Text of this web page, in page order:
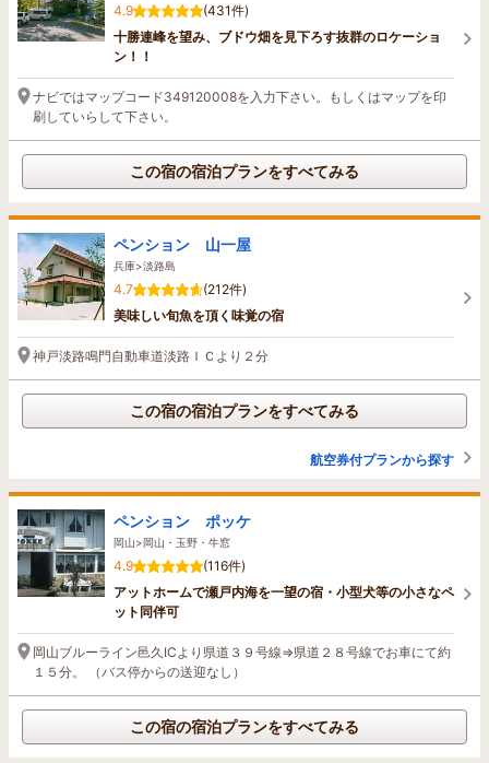
4.9
(431件)
十勝連峰を望み、ブドウ畑を見下ろす抜群のロケーショ
ン！！
ナビではマップコード349120008を入力下さい。もしくはマップを印
刷していらして下さい。
この宿の宿泊プランをすべてみる
ペンション 山一屋
兵庫>淡路島
4.7
(212件)
美味しい旬魚を頂く味覚の宿
神戸淡路鳴門自動車道淡路ＩＣより２分
この宿の宿泊プランをすべてみる
航空券付プランから探す
ペンション ポッケ
岡山>岡山・玉野・牛窓
4.9
(116件)
アットホームで瀬戸内海を一望の宿・小型犬等の小さなペ
ット同伴可
岡山ブルーライン邑久ICより県道３９号線⇒県道２８号線でお車にて約
１５分。 （バス停からの送迎なし）
この宿の宿泊プランをすべてみる